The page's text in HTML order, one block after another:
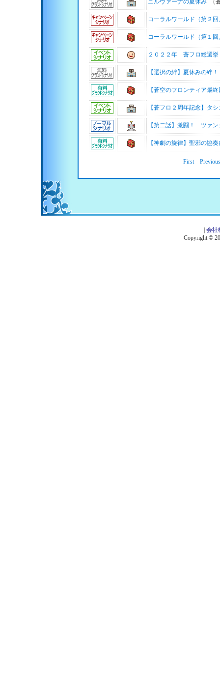
ニルヴァーナの夏休み （
コーラルワールド（第２
コーラルワールド（第１
２０２２年 蒼フロ総選挙
【選択の絆】夏休みの絆！
【蒼空のフロンティア最
【蒼フロ２周年記念】タ
【第二話】激闘！ ツァン
【神劇の旋律】聖邪の協奏
First Previous
会社
Copyright ©